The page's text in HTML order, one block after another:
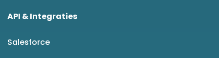
API & Integraties
Salesforce